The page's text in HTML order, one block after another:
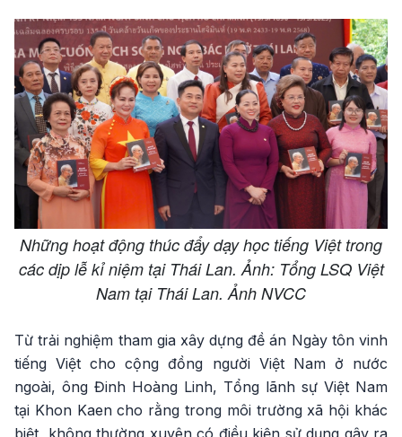
Những hoạt động thúc đẩy dạy học tiếng Việt trong
các dịp lễ kỉ niệm tại Thái Lan. Ảnh: Tổng LSQ Việt
Nam tại Thái Lan. Ảnh NVCC
Từ trải nghiệm tham gia xây dựng đề án Ngày tôn vinh
tiếng Việt cho cộng đồng người Việt Nam ở nước
ngoài, ông Đinh Hoàng Linh, Tổng lãnh sự Việt Nam
tại Khon Kaen cho rằng trong môi trường xã hội khác